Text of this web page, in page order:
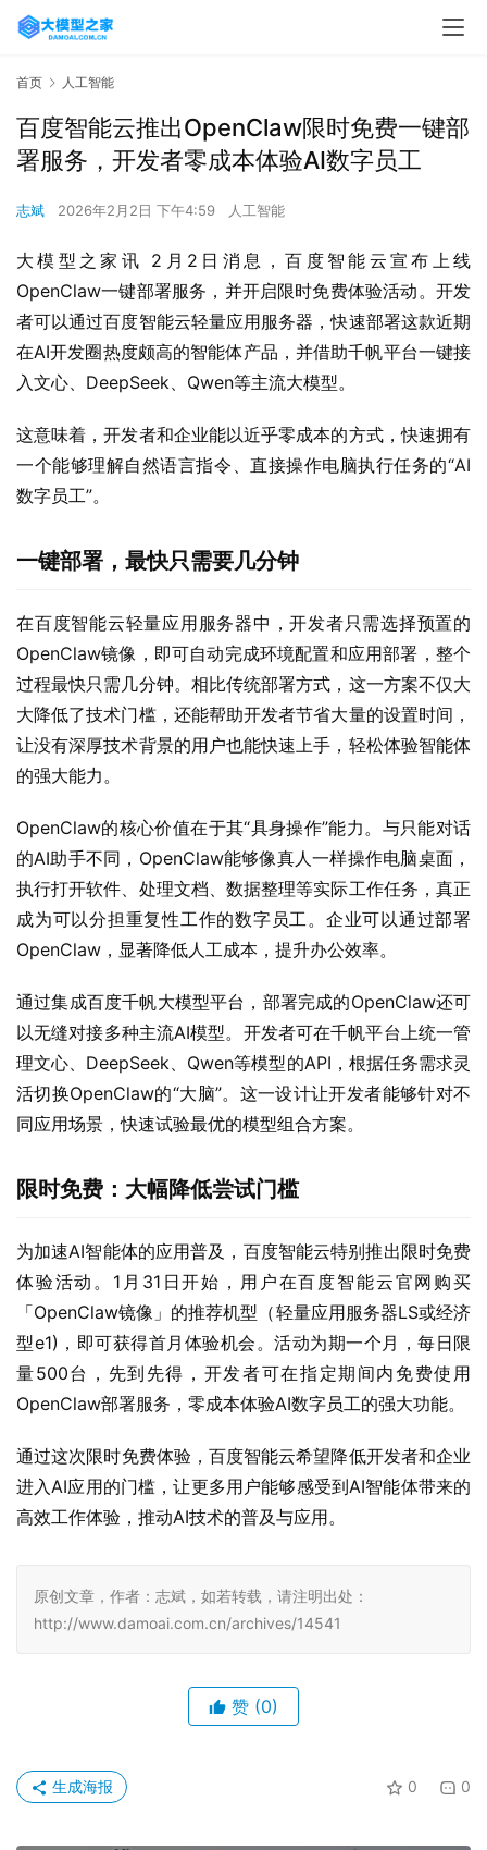
首页 人工智能
百度智能云推出OpenClaw限时免费一键部
署服务，开发者零成本体验AI数字员工
志斌 2026年2月2日 下午4:59 人工智能
大模型之家讯 2月2日消息，百度智能云宣布上线
OpenClaw一键部署服务，并开启限时免费体验活动。开发
者可以通过百度智能云轻量应用服务器，快速部署这款近期
在AI开发圈热度颇高的智能体产品，并借助千帆平台一键接
入文心、DeepSeek、Qwen等主流大模型。
这意味着，开发者和企业能以近乎零成本的方式，快速拥有
一个能够理解自然语言指令、直接操作电脑执行任务的“AI
数字员工”。
一键部署，最快只需要几分钟
在百度智能云轻量应用服务器中，开发者只需选择预置的
OpenClaw镜像，即可自动完成环境配置和应用部署，整个
过程最快只需几分钟。相比传统部署方式，这一方案不仅大
大降低了技术门槛，还能帮助开发者节省大量的设置时间，
让没有深厚技术背景的用户也能快速上手，轻松体验智能体
的强大能力。
OpenClaw的核心价值在于其“具身操作”能力。与只能对话
的AI助手不同，OpenClaw能够像真人一样操作电脑桌面，
执行打开软件、处理文档、数据整理等实际工作任务，真正
成为可以分担重复性工作的数字员工。企业可以通过部署
OpenClaw，显著降低人工成本，提升办公效率。
通过集成百度千帆大模型平台，部署完成的OpenClaw还可
以无缝对接多种主流AI模型。开发者可在千帆平台上统一管
理文心、DeepSeek、Qwen等模型的API，根据任务需求灵
活切换OpenClaw的“大脑”。这一设计让开发者能够针对不
同应用场景，快速试验最优的模型组合方案。
限时免费：大幅降低尝试门槛
为加速AI智能体的应用普及，百度智能云特别推出限时免费
体验活动。1月31日开始，用户在百度智能云官网购买
「OpenClaw镜像」的推荐机型（轻量应用服务器LS或经济
型e1)，即可获得首月体验机会。活动为期一个月，每日限
量500台，先到先得，开发者可在指定期间内免费使用
OpenClaw部署服务，零成本体验AI数字员工的强大功能。
﻿通过这次限时免费体验，百度智能云希望降低开发者和企业
进入AI应用的门槛，让更多用户能够感受到AI智能体带来的
高效工作体验，推动AI技术的普及与应用。
原创文章，作者：志斌，如若转载，请注明出处：
http://www.damoai.com.cn/archives/14541
赞 (0)
0 0
生成海报